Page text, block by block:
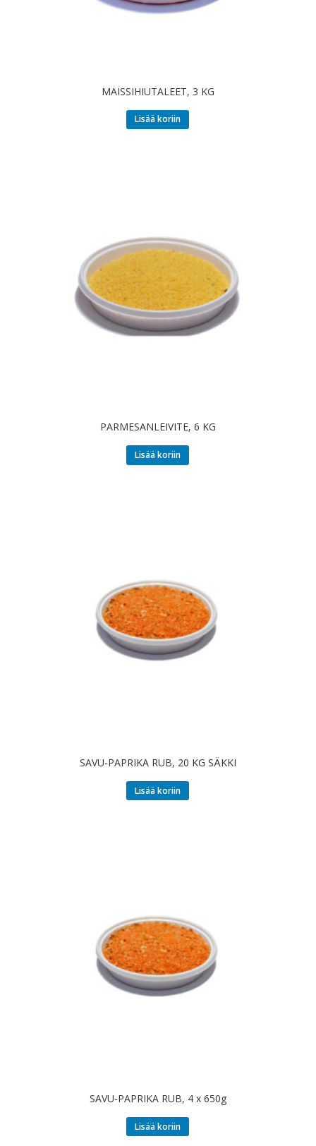
MAISSIHIUTALEET, 3 KG
Lisää koriin
PARMESANLEIVITE, 6 KG
Lisää koriin
SAVU-PAPRIKA RUB, 20 KG SÄKKI
Lisää koriin
SAVU-PAPRIKA RUB, 4 x 650g
Lisää koriin